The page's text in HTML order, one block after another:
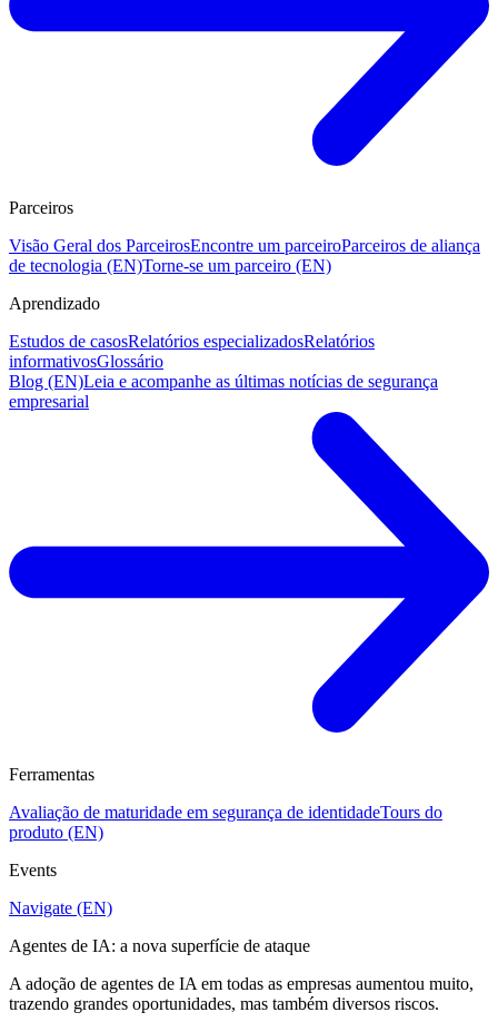
Parceiros
Visão Geral dos ParceirosEncontre um parceiroParceiros de aliança
de tecnologia (EN)Torne-se um parceiro (EN)
Aprendizado
Estudos de casosRelatórios especializadosRelatórios
informativosGlossário
Blog (EN)Leia e acompanhe as últimas notícias de segurança
empresarial
Ferramentas
Avaliação de maturidade em segurança de identidadeTours do
produto (EN)
Events
Navigate (EN)
Agentes de IA: a nova superfície de ataque
A adoção de agentes de IA em todas as empresas aumentou muito,
trazendo grandes oportunidades, mas também diversos riscos.